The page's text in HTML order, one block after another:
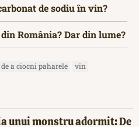
de sodiu în vin?
România? Dar din lume?
a ciocni paharele vin
unui monstru adormit: De